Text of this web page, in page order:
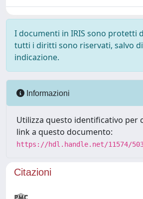
I documenti in IRIS sono protetti
tutti i diritti sono riservati, salvo
indicazione.
Informazioni
Utilizza questo identificativo per
link a questo documento:
https://hdl.handle.net/11574/
Citazioni